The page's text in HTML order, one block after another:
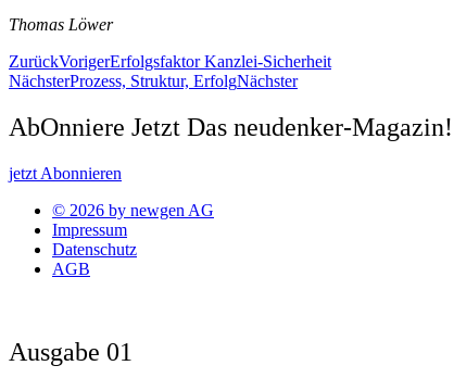
Thomas Löwer
ZurückVorigerErfolgsfaktor Kanzlei-Sicherheit
NächsterProzess, Struktur, ErfolgNächster
AbOnniere Jetzt Das neudenker-Magazin!
jetzt Abonnieren
© 2026 by newgen AG
Impressum
Datenschutz
AGB
Ausgabe 01